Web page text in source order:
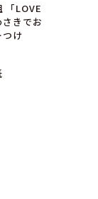
「LOVE
きでお
け